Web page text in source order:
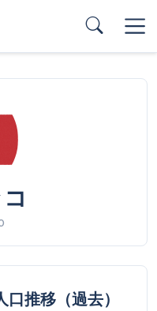
口推移（過去）